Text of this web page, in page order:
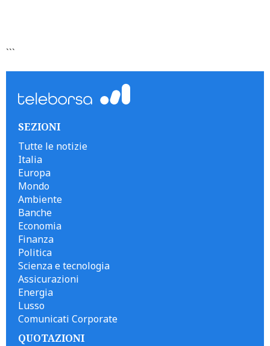
```
SEZIONI
Tutte le notizie
Italia
Europa
Mondo
Ambiente
Banche
Economia
Finanza
Politica
Scienza e tecnologia
Assicurazioni
Energia
Lusso
Comunicati Corporate
QUOTAZIONI